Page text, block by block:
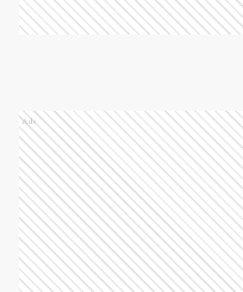
Ads